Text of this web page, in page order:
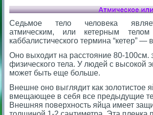
Седьмое тело человека
атмическим, или кетерным
каббалистического термина “кетер” —
Оно выходит на расстояние 80-100см.
физического тела. У людей с высокой
может быть еще больше.
Внешне оно выглядит как золотистое
вмещающее в себя все предыдущие
Внешняя поверхность яйца имеет